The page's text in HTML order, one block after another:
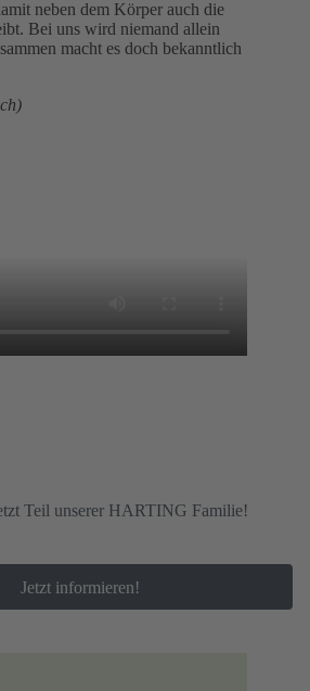
neben dem Körper auch die
Bei uns wird niemand allein
macht es doch bekanntlich
Teil unserer HARTING Familie!
Jetzt informieren!